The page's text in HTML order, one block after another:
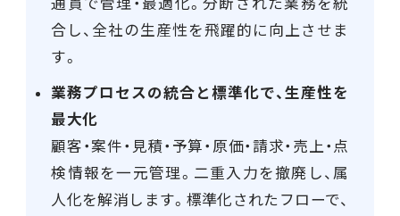
合し、全社の生産性を飛躍的に向上させま
す。
業務プロセスの統合と標準化で、生産性を
最大化
顧客・案件・見積・予算・原価・請求・売上・点
検情報を一元管理。二重入力を撤廃し、属
人化を解消します。標準化されたフローで、